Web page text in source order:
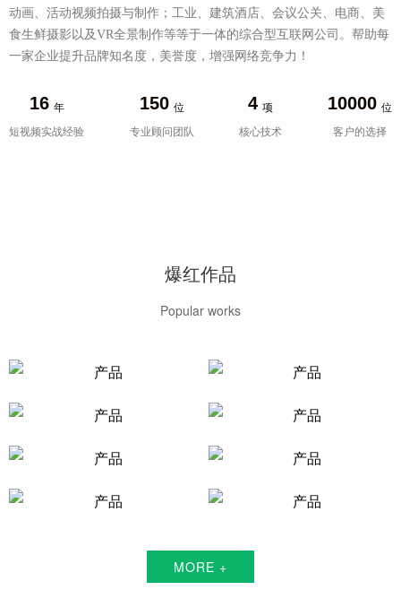
动画、活动视频拍摄与制作；工业、建筑酒店、会议公关、电商、美
食生鲜摄影以及VR全景制作等等于一体的综合型互联网公司。帮助每
一家企业提升品牌知名度，美誉度，增强网络竞争力！
16 年
短视频实战经验
150 位
专业顾问团队
4 项
核心技术
10000 位
客户的选择
爆红作品
Popular works
MORE +